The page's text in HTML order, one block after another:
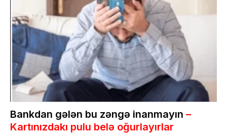
Bankdan gələn bu zəngə inanmayın –
Kartınızdakı pulu belə oğurlayırlar